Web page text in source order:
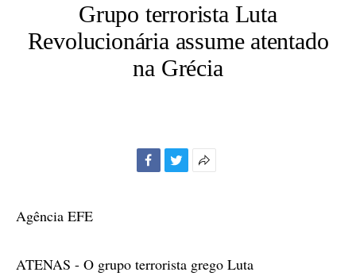
Grupo terrorista Luta
Revolucionária assume atentado
na Grécia
Agência EFE
ATENAS - O grupo terrorista grego Luta